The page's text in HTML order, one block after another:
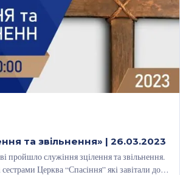
та звільнення» | 26.03.2023
пройшло служіння зцілення та звільнення.
Церква “Спасіння” які завітали до